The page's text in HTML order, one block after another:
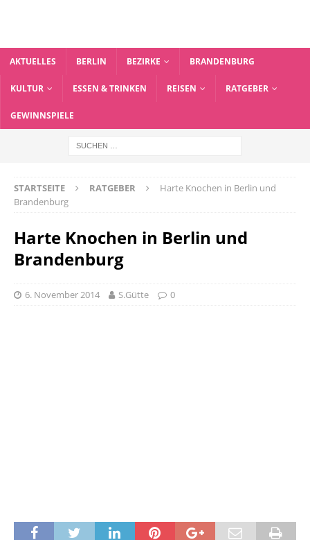
AKTUELLES BERLIN BEZIRKE BRANDENBURG
KULTUR ESSEN & TRINKEN REISEN RATGEBER
GEWINNSPIELE
STARTSEITE RATGEBER
Harte Knochen in Berlin und
Brandenburg
Harte Knochen in Berlin und
Brandenburg
6. November 2014 S.Gütte 0